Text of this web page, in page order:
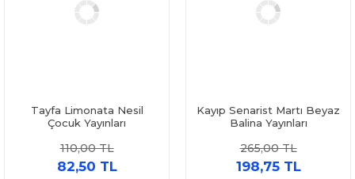
Tayfa Limonata Nesil
Çocuk Yayınları
110,00 TL
82,50 TL
Kayıp Senarist Martı Beyaz
Balina Yayınları
265,00 TL
198,75 TL